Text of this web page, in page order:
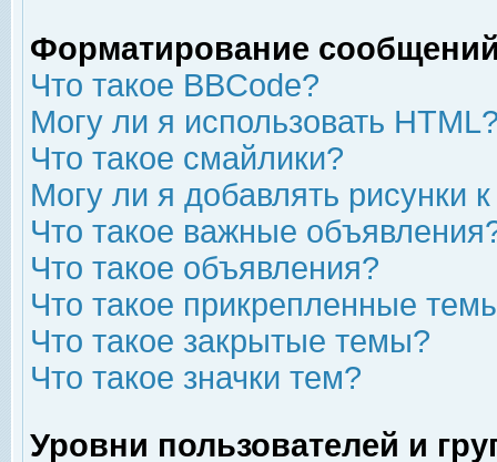
Форматирование
Что такое BBCode?
Могу ли я использовать
Что такое смайлики?
Могу ли я добавлять рисунки
Что такое важные
Что такое объявления?
Что такое прикрепленные
Что такое закрытые темы?
Что такое значки тем?
Уровни пользователей и